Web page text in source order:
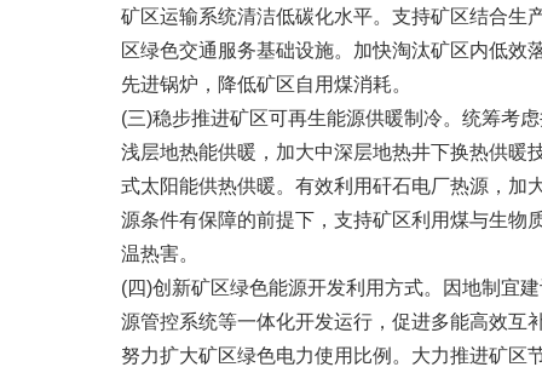
矿区运输系统清洁低碳化水平。支持矿区结合生
区绿色交通服务基础设施。加快淘汰矿区内低
先进锅炉，降低矿区自用煤消耗。
(三)稳步推进矿区可再生能源供暖制冷。统筹考
浅层地热能供暖，加大中深层地热井下换热供暖
式太阳能供热供暖。有效利用矸石电厂热源，加
源条件有保障的前提下，支持矿区利用煤与生物
温热害。
(四)创新矿区绿色能源开发利用方式。因地制宜
源管控系统等一体化开发运行，促进多能高效互
努力扩大矿区绿色电力使用比例。大力推进矿区